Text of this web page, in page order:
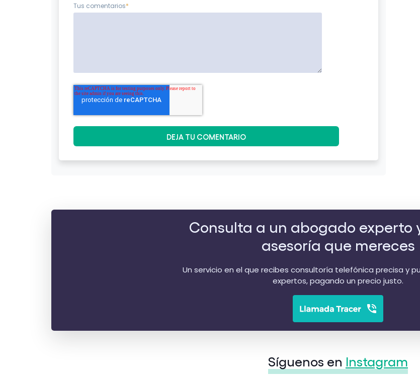
Tus comentarios*
Consulta a un abogado experto
asesoría que mereces
Un servicio en el que recibes consultoría telefónica precisa y
expertos, pagando un precio justo.
Síguenos en Instagram